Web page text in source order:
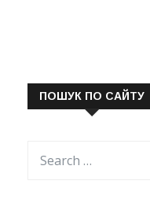
ПОШУК ПО САЙТУ